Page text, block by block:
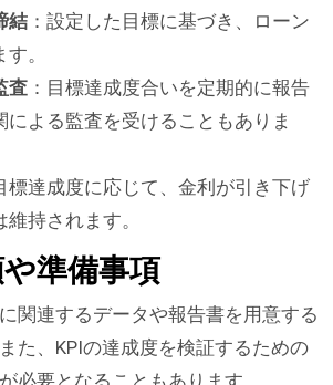
結：設定した目標に基づき、ローン
。
査：目標達成度合いを定期的に報告
による監査を受けることもありま
標達成度に応じて、金利が引き下げ
持されます。
準備事項
関連するデータや報告書を用意する
た、KPIの達成度を検証するための